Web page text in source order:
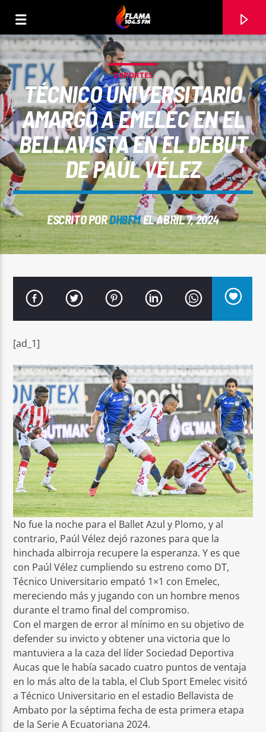
CANCIÓN ACTUAL
TÍTULO
ARTISTA
Señal FM
DEPORTES
TÉCNICO UNIVERSITARIO
AMARGÓ A EMELEC EN EL
BELLAVISTA EN EL DEBUT
DE PAÚL VÉLEZ
ESCRITO PORDH8FMEL ABRIL 7, 2024
[ad_1]
No fue la noche para el Ballet Azul y Plomo, y al
contrario, Paúl Vélez dejó razones para que la
hinchada albirroja recupere la esperanza. Y es que
con Paúl Vélez cumpliendo su estreno como DT,
Técnico Universitario empató 1×1 con Emelec,
mereciendo más y jugando con un hombre menos
durante el tramo final del compromiso.
Con el margen de error al mínimo en su objetivo de
defender su invicto y obtener una victoria que lo
mantuviera a la caza del líder Sociedad Deportiva
Aucas que le había sacado cuatro puntos de ventaja
en lo más alto de la tabla, el Club Sport Emelec visitó
a Técnico Universitario en el estadio Bellavista de
Ambato por la séptima fecha de esta primera etapa
de la Serie A Ecuatoriana 2024.